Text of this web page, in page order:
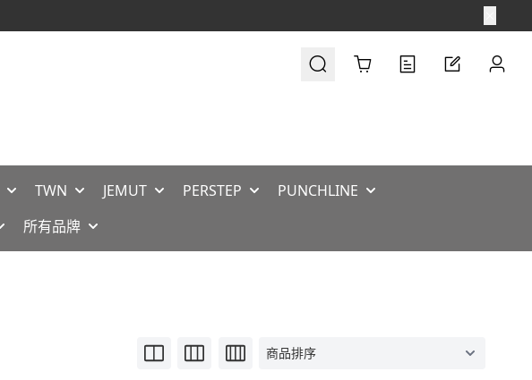
Cart
TWN JEMUT PERSTEP
PUNCHLINE
所有品牌